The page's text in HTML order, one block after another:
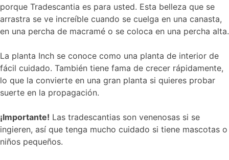
porque Tradescantia es para usted. Esta belleza que se
arrastra se ve increíble cuando se cuelga en una canasta,
en una percha de macramé o se coloca en una percha alta.
La planta Inch se conoce como una planta de interior de
fácil cuidado. También tiene fama de crecer rápidamente,
lo que la convierte en una gran planta si quieres probar
suerte en la propagación.
¡Importante! Las tradescantias son venenosas si se
ingieren, así que tenga mucho cuidado si tiene mascotas o
niños pequeños.